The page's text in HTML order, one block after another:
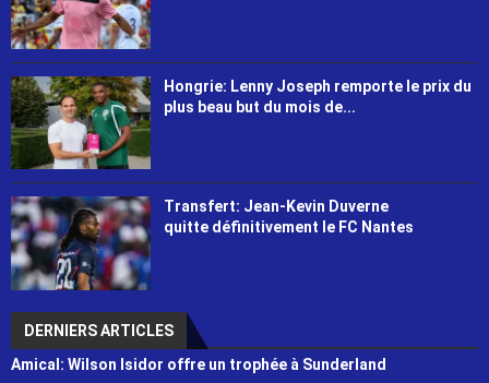
Hongrie: Lenny Joseph remporte le prix du
plus beau but du mois de...
Transfert: Jean-Kevin Duverne
quitte définitivement le FC Nantes
DERNIERS ARTICLES
Amical: Wilson Isidor offre un trophée à Sunderland